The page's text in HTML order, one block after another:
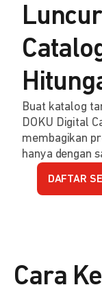
Buat katalog
DOKU Digital
membagikan
hanya dengan
DAFTAR
Cara